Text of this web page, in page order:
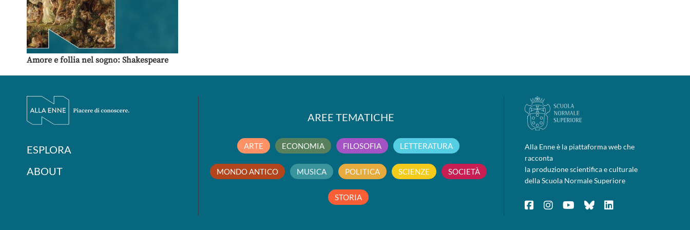
Amore e follia nel sogno: Shakespeare
ESPLORA
ABOUT
AREE TEMATICHE
ARTE ECONOMIA FILOSOFIA LETTERATURA
MONDO ANTICO MUSICA POLITICA SCIENZE SOCIETÀ
STORIA
Alla Enne è la piattaforma web che
racconta
la produzione scientifica e culturale
della Scuola Normale Superiore